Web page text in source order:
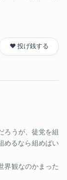
❤️ 投げ銭する
ろうが、徒党を組
めるなら組めばい
界観なのかまった